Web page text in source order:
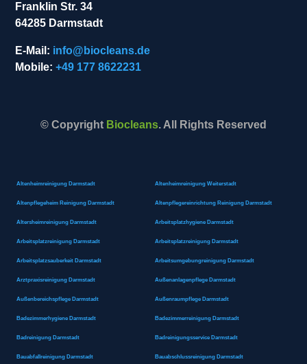
Franklin Str. 34
64285 Darmstadt
E-Mail: info@biocleans.de
Mobile: +49 177 8622231
© Copyright Biocleans. All Rights Reserved
Altenheimreinigung Darmstadt Altenheimreinigung Weiterstadt
Altenpflegeheim Reinigung Darmstadt Altenpflegereinrichtung Reinigung Darmstadt
Altersheimreinigung Darmstadt Arbeitsplatzhygiene Darmstadt
Arbeitsplatzreinigung Darmstadt Arbeitsplatzreinigung Darmstadt
Arbeitsplatzsauberkeit Darmstadt Arbeitsumgebungreinigung Darmstadt
Arztpraxisreinigung Darmstadt Außenanlagenpflege Darmstadt
Außenbereichspflege Darmstadt Außenraumpflege Darmstadt
Badezimmerhygiene Darmstadt Badezimmerreinigung Darmstadt
Badreinigung Darmstadt Badreinigungsservice Darmstadt
Bauabfallreinigung Darmstadt Bauabschlussreinigung Darmstadt